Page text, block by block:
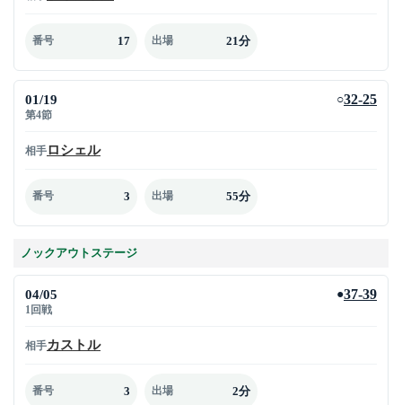
番号 17 出場 21分
01/19
第4節
○32-25
相手ロシェル
番号 3 出場 55分
ノックアウトステージ
04/05
1回戦
●37-39
相手カストル
番号 3 出場 2分